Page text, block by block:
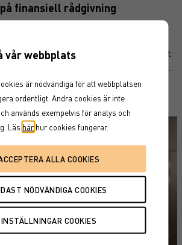
finansiell rådgivning
i fonder. Med premiepensionen
sett alla vuxna svenskar i fonder. Det
är förhållandevis högt – enligt
undersökningar anser nästan hälften av
goda kunskaper om sin privatekonomi.
är inte samma sak som självdisciplin,
skakar.
PRIVATE BANKING
vår webbplats
är nödvändiga för att webbplatsen
ordentligt. Andra cookies är inte
används exempelvis för analys och
Läs härhur cookies fungerar.